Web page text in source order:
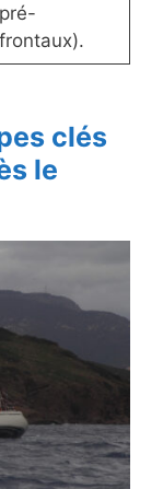
pré-
frontaux).
clés
le